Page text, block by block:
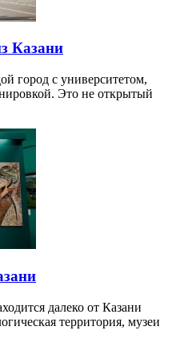
Казани
город с университетом,
Это не открытый
далеко от Казани
территория, музеи